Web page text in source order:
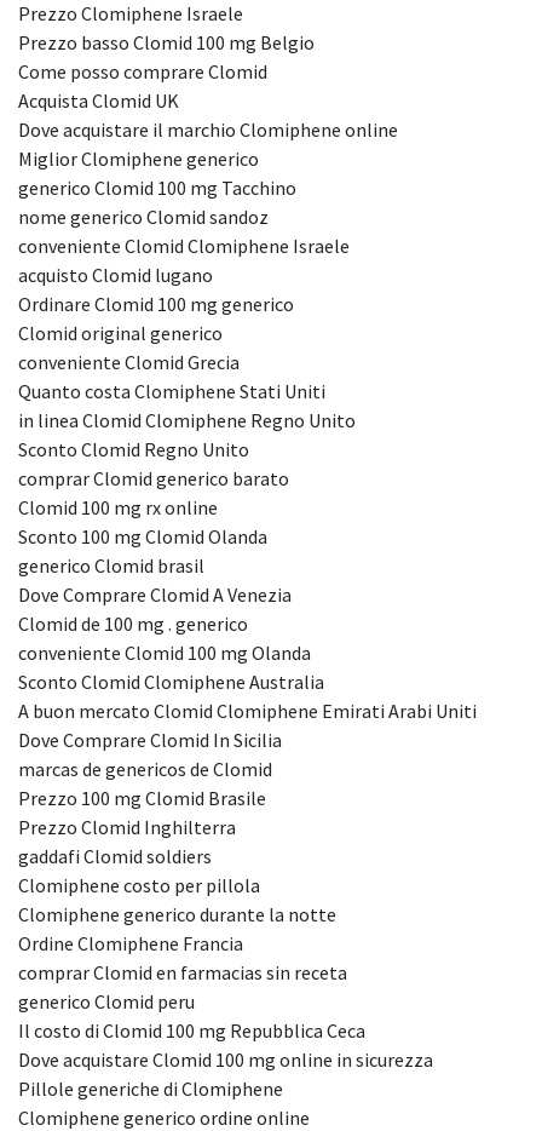
Prezzo Clomiphene Israele
Prezzo basso Clomid 100 mg Belgio
Come posso comprare Clomid
Acquista Clomid UK
Dove acquistare il marchio Clomiphene online
Miglior Clomiphene generico
generico Clomid 100 mg Tacchino
nome generico Clomid sandoz
conveniente Clomid Clomiphene Israele
acquisto Clomid lugano
Ordinare Clomid 100 mg generico
Clomid original generico
conveniente Clomid Grecia
Quanto costa Clomiphene Stati Uniti
in linea Clomid Clomiphene Regno Unito
Sconto Clomid Regno Unito
comprar Clomid generico barato
Clomid 100 mg rx online
Sconto 100 mg Clomid Olanda
generico Clomid brasil
Dove Comprare Clomid A Venezia
Clomid de 100 mg . generico
conveniente Clomid 100 mg Olanda
Sconto Clomid Clomiphene Australia
A buon mercato Clomid Clomiphene Emirati Arabi Uniti
Dove Comprare Clomid In Sicilia
marcas de genericos de Clomid
Prezzo 100 mg Clomid Brasile
Prezzo Clomid Inghilterra
gaddafi Clomid soldiers
Clomiphene costo per pillola
Clomiphene generico durante la notte
Ordine Clomiphene Francia
comprar Clomid en farmacias sin receta
generico Clomid peru
Il costo di Clomid 100 mg Repubblica Ceca
Dove acquistare Clomid 100 mg online in sicurezza
Pillole generiche di Clomiphene
Clomiphene generico ordine online